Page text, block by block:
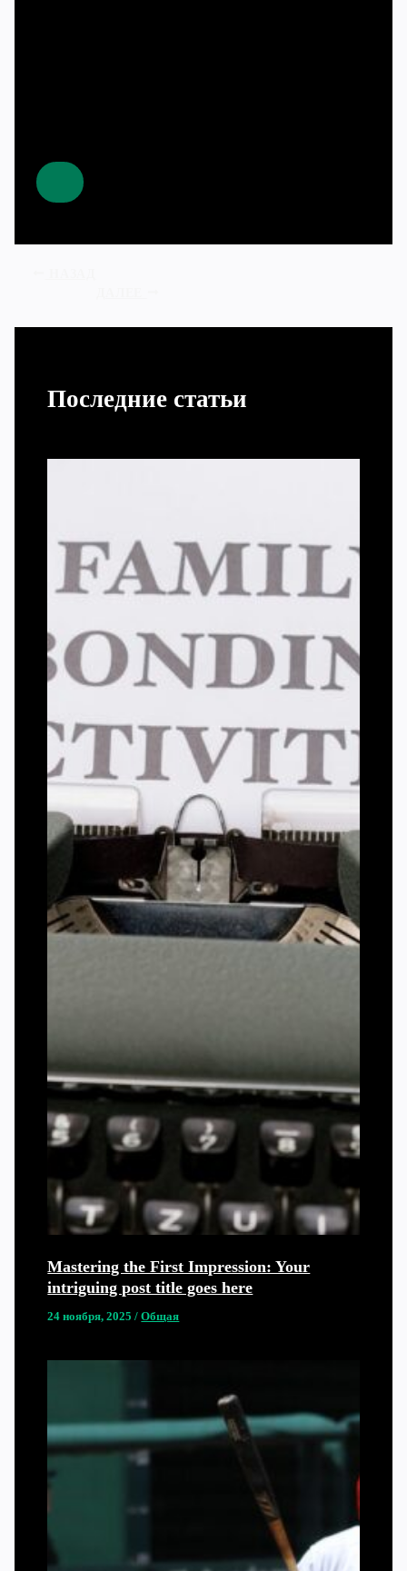
Последние статьи
Mastering the First Impression: Your
intriguing post title goes here
24 ноября, 2025/Общая